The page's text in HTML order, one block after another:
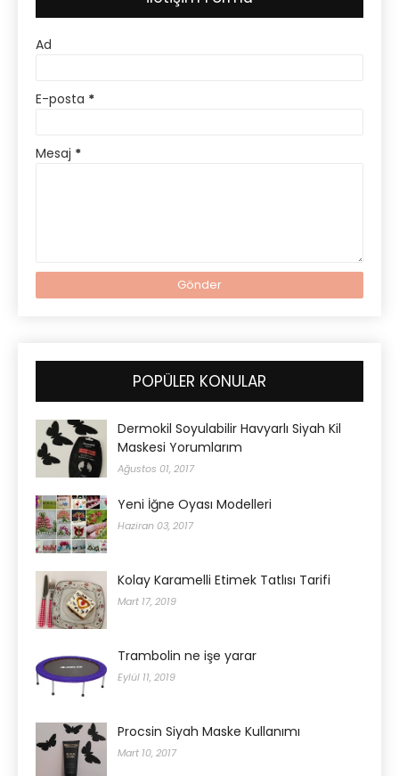
Ad
E-posta *
Mesaj *
POPÜLER KONULAR
Dermokil Soyulabilir Havyarlı Siyah Kil
Maskesi Yorumlarım
Ağustos 01, 2017
Yeni İğne Oyası Modelleri
Haziran 03, 2017
Kolay Karamelli Etimek Tatlısı Tarifi
Mart 17, 2019
Trambolin ne işe yarar
Eylül 11, 2019
Procsin Siyah Maske Kullanımı
Mart 10, 2017